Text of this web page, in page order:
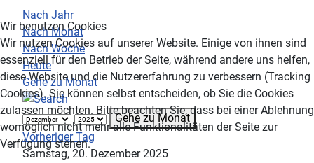
Nach Jahr
Nach Monat
Nach Woche
Heute
Gehe zu Monat
Gehe zu Monat
Vorheriger Tag
Samstag, 20. Dezember 2025
Wir benutzen Cookies
Wir nutzen Cookies auf unserer Website. Einige von ihnen sind
essenziell für den Betrieb der Seite, während andere uns helfen,
diese Website und die Nutzererfahrung zu verbessern (Tracking
Cookies). Sie können selbst entscheiden, ob Sie die Cookies
zulassen möchten. Bitte beachten Sie, dass bei einer Ablehnung
womöglich nicht mehr alle Funktionalitäten der Seite zur
Verfügung stehen.